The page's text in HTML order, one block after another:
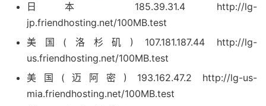
日本 185.39.31.4 http://lg-
jp.friendhosting.net/100MB.test
美国(洛杉矶) 107.181.187.44 http://lg-
us.friendhosting.net/100MB.test
美国(迈阿密) 193.162.47.2 http://lg-us-
mia.friendhosting.net/100MB.test